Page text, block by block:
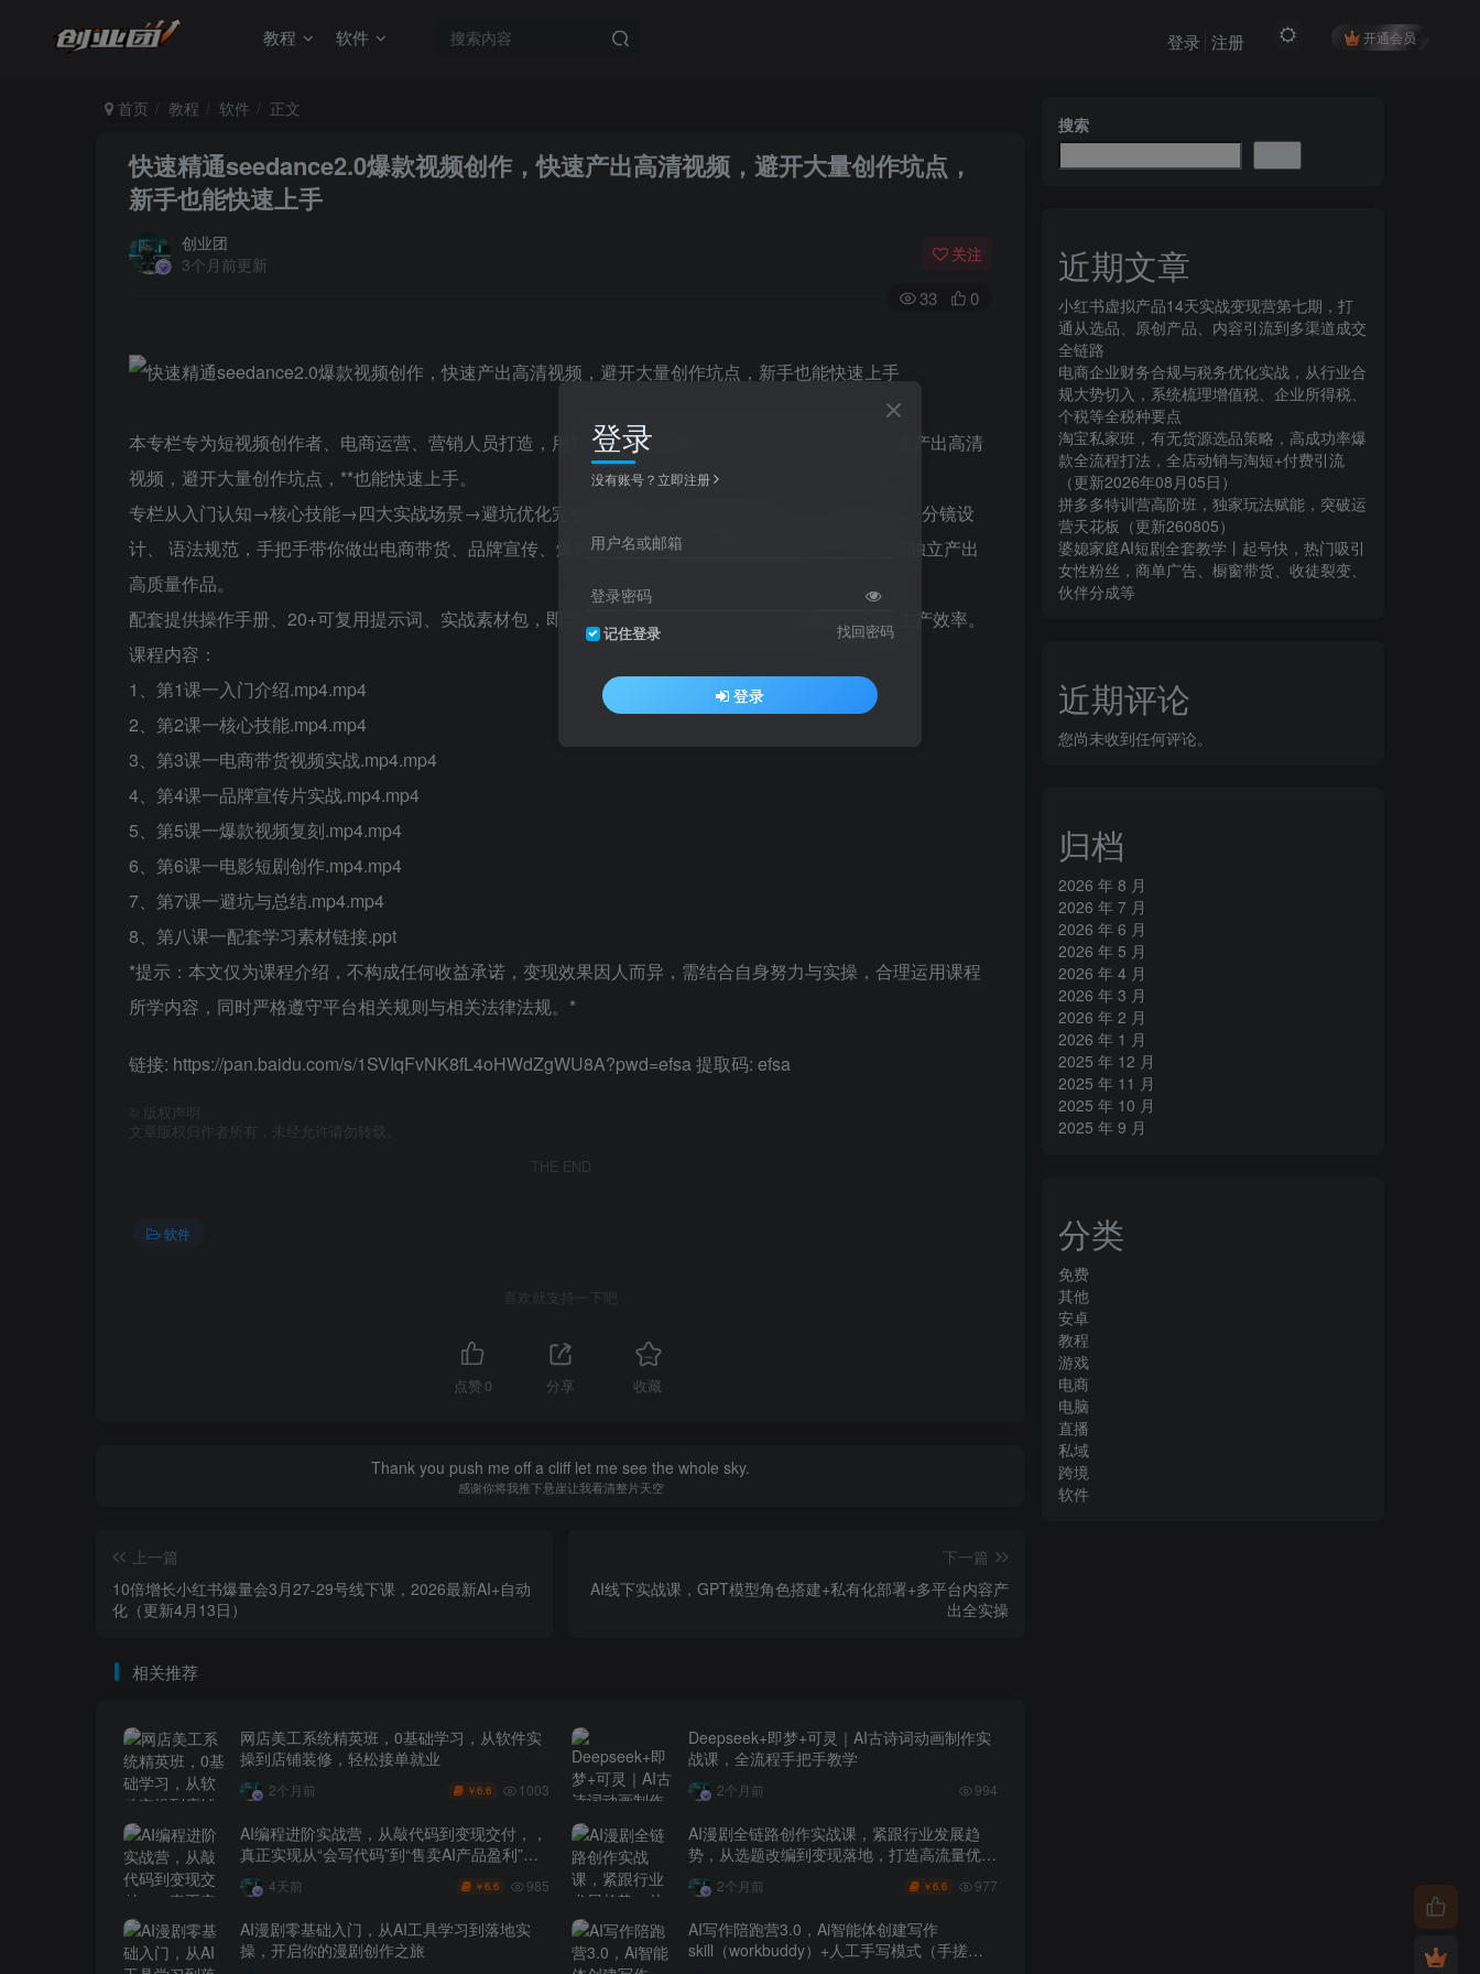
教程 软件 开通会员
登录 注册
首页 教程 软件 正文
快速精通seedance2.0爆款视频创作，快速产出高清视频，避开大量创作坑点，
新手也能快速上手
创业团
3个月前更新
关注
33 0
本专栏专为短视频创作者、电商运营、营销人员打造，用1小时系统掌握Seedance2.0核心用法，快速产出高清
视频，避开大量创作坑点，**也能快速上手。
专栏从入门认知→核心技能→四大实战场景→避坑优化完整闭环教学，覆盖多模态输入、提示词公式、分镜设
计、 语法规范，手把手带你做出电商带货、品牌宣传、爆款复刻、电影短剧四类优质视频，学完即可独立产出
高质量作品。
配套提供操作手册、20+可复用提示词、实战素材包，即学即用、高效落地，帮你用AI大幅提升视频生产效率。
课程内容：
1、第1课一入门介绍.mp4.mp4
2、第2课一核心技能.mp4.mp4
3、第3课一电商带货视频实战.mp4.mp4
4、第4课一品牌宣传片实战.mp4.mp4
5、第5课一爆款视频复刻.mp4.mp4
6、第6课一电影短剧创作.mp4.mp4
7、第7课一避坑与总结.mp4.mp4
8、第八课一配套学习素材链接.ppt
*提示：本文仅为课程介绍，不构成任何收益承诺，变现效果因人而异，需结合自身努力与实操，合理运用课程
所学内容，同时严格遵守平台相关规则与相关法律法规。*
链接: https://pan.baidu.com/s/1SVIqFvNK8fL4oHWdZgWU8A?pwd=efsa 提取码: efsa
版权声明
文章版权归作者所有，未经允许请勿转载。
THE END
软件
喜欢就支持一下吧
点赞 0 分享 收藏
Thank you push me off a cliff let me see the whole sky.
感谢你将我推下悬崖让我看清整片天空
上一篇
10倍增长小红书爆量会3月27-29号线下课，2026最新AI+自动
化（更新4月13日）
下一篇
AI线下实战课，GPT模型角色搭建+私有化部署+多平台内容产
出全实操
相关推荐
网店美工系统精英班，0基础学习，从软件实
操到店铺装修，轻松接单就业
2个月前 ￥6.6 1003
Deepseek+即梦+可灵｜AI古诗词动画制作实
战课，全流程手把手教学
2个月前 994
AI编程进阶实战营，从敲代码到变现交付，，
真正实现从“会写代码”到“售卖AI产品盈利”的
跨越
4天前 ￥6.6 985
AI漫剧全链路创作实战课，紧跟行业发展趋
势，从选题改编到变现落地，打造高流量优质
作品
2个月前 ￥6.6 977
AI漫剧零基础入门，从AI工具学习到落地实
操，开启你的漫剧创作之旅
AI写作陪跑营3.0，Ai智能体创建写作
skill（workbuddy）+人工手写模式（手搓模
搜索
近期文章
小红书虚拟产品14天实战变现营第七期，打
通从选品、原创产品、内容引流到多渠道成交
全链路
电商企业财务合规与税务优化实战，从行业合
规大势切入，系统梳理增值税、企业所得税、
个税等全税种要点
淘宝私家班，有无货源选品策略，高成功率爆
款全流程打法，全店动销与淘短+付费引流
（更新2026年08月05日）
拼多多特训营高阶班，独家玩法赋能，突破运
营天花板（更新260805）
婆媳家庭AI短剧全套教学丨起号快，热门吸引
女性粉丝，商单广告、橱窗带货、收徒裂变、
伙伴分成等
近期评论
您尚未收到任何评论。
归档
2026 年 8 月
2026 年 7 月
2026 年 6 月
2026 年 5 月
2026 年 4 月
2026 年 3 月
2026 年 2 月
2026 年 1 月
2025 年 12 月
2025 年 11 月
2025 年 10 月
2025 年 9 月
分类
免费
其他
安卓
教程
游戏
电商
电脑
直播
私域
跨境
软件
登录
没有账号？立即注册
用户名或邮箱
登录密码
记住登录 找回密码
登录